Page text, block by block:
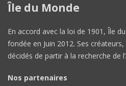
Île du Monde
En accord avec la loi de 1901, Île
fondée en Juin 2012. Ses
décidés de partir à la recherche de
Nos partenaires